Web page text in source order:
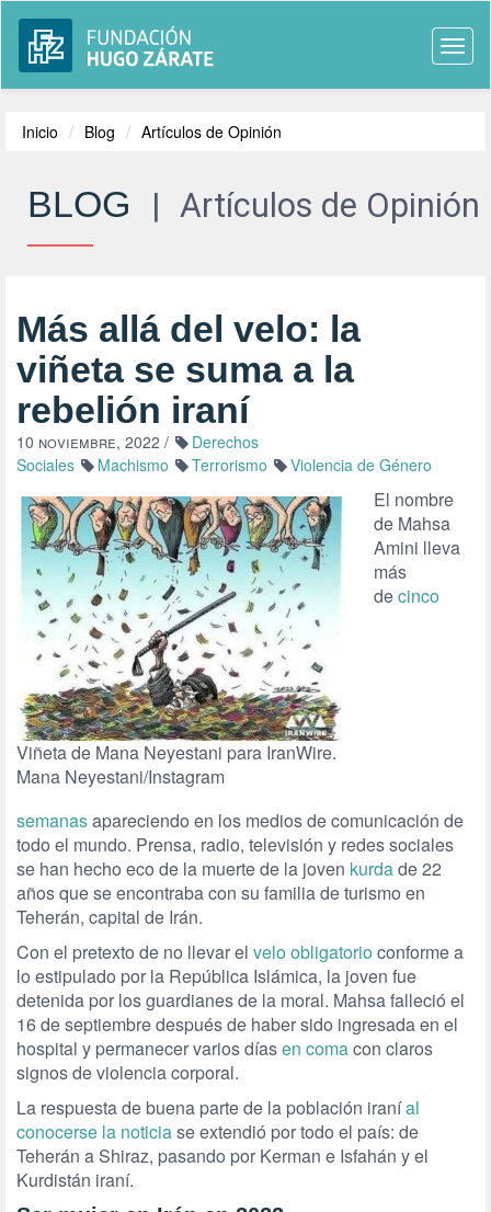
Inicio Blog Artículos de Opinión
BLOG | Artículos de Opinión
Más allá del velo: la
viñeta se suma a la
rebelión iraní
10 noviembre, 2022 /
Derechos
Sociales
Machismo Terrorismo Violencia de Género
Viñeta de Mana Neyestani para IranWire.
Mana Neyestani/Instagram
El nombre
de Mahsa
Amini lleva
más
decinco
semanasapareciendo en los medios de comunicación de
todo el mundo. Prensa, radio, televisión y redes sociales
se han hecho eco de la muerte de la joven kurdade 22
años que se encontraba con su familia de turismo en
Teherán, capital de Irán.
Con el pretexto de no llevar el velo obligatorioconforme a
lo estipulado por la República Islámica, la joven fue
detenida por los guardianes de la moral. Mahsa falleció el
16 de septiembre después de haber sido ingresada en el
hospital y permanecer varios díasen comacon claros
signos de violencia corporal.
La respuesta de buena parte de la población iraníal
conocerse la noticiase extendió por todo el país: de
Teherán a Shiraz, pasando por Kerman e Isfahán y el
Kurdistán iraní.